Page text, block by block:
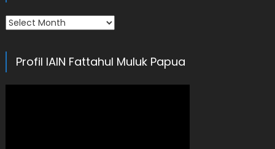
Arsip
Profil IAIN Fattahul Muluk Papua